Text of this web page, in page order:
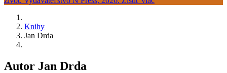
Knihy
Jan Drda
Autor Jan Drda